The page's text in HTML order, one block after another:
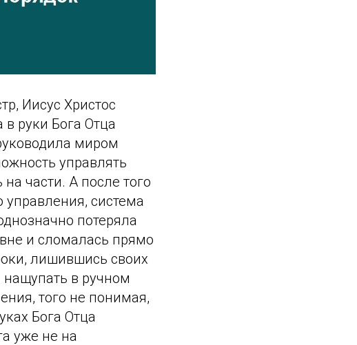
Иисус Христос
руки Бога Отца
миром
управлять
части. А после того
система
потеряла
и сломалась прямо
лишившись своих
в ручном
того не понимая,
Бога Отца
уже не на